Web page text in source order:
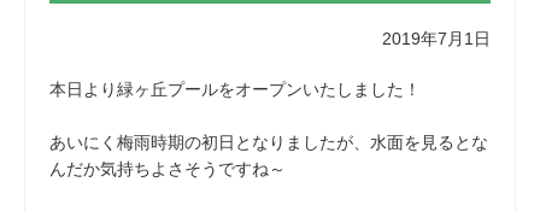
2019年7月1日
本日より緑ヶ丘プールをオープンいたしました！
あいにく梅雨時期の初日となりましたが、水面を見るとな
んだか気持ちよさそうですね～